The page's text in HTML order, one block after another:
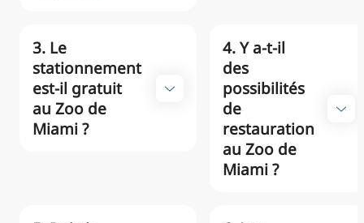
3. Le
stationnement
est-il gratuit
au Zoo de
Miami ?
4. Y a-t-il
des
possibilités
de
restauration
au Zoo de
Miami ?